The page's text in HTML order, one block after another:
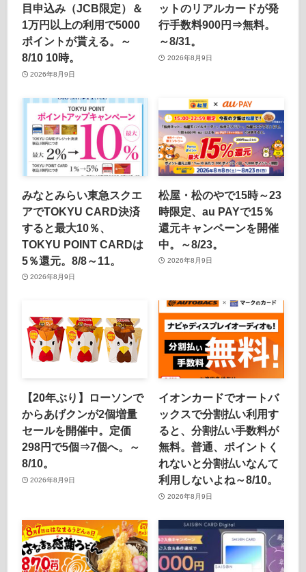
目申込み（JCB限定）＆
1万円以上の利用で5000
ポイントが貰える。～
8/10 10時。
2026年8月9日
ットのリアルカードが発
行手数料900円⇒無料。
～8/31。
2026年8月9日
みなとみらい東急スクエ
アでTOKYU CARD決済
すると最大10％、
TOKYU POINT CARDは
5％還元。8/8～11。
2026年8月9日
松屋・松のやで15時～23
時限定、au PAYで15％
還元キャンペーンを開催
中。～8/23。
2026年8月9日
【20年ぶり】ローソンで
からあげクンが2個増量
セールを開催中。定価
298円で5個⇒7個へ。～
8/10。
2026年8月9日
イオンカードでオートバ
ックスで分割払い利用す
ると、分割払い手数料が
無料。普通、ポイントく
れないと分割払いなんて
利用しないよね～8/10。
2026年8月9日